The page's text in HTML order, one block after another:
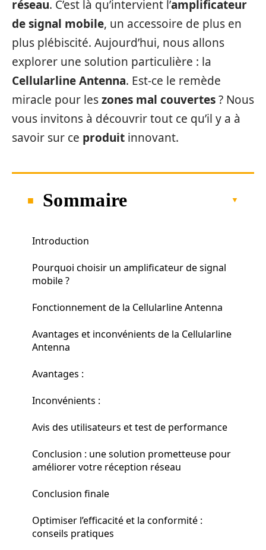
réseau. C’est là qu’intervient l’amplificateur
de signal mobile, un accessoire de plus en
plus plébiscité. Aujourd’hui, nous allons
explorer une solution particulière : la
Cellularline Antenna. Est-ce le remède
miracle pour leszones mal couvertes? Nous
vous invitons à découvrir tout ce qu’il y a à
savoir sur ce produit innovant.
Sommaire
Introduction
Pourquoi choisir un amplificateur de signal
mobile ?
Fonctionnement de la Cellularline Antenna
Avantages et inconvénients de la Cellularline
Antenna
Avantages :
Inconvénients :
Avis des utilisateurs et test de performance
Conclusion : une solution prometteuse pour
améliorer votre réception réseau
Conclusion finale
Optimiser l’efficacité et la conformité :
conseils pratiques